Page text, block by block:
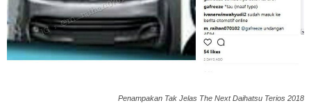
Penampakan Tak Jelas The Next Daihatsu Terios 2018